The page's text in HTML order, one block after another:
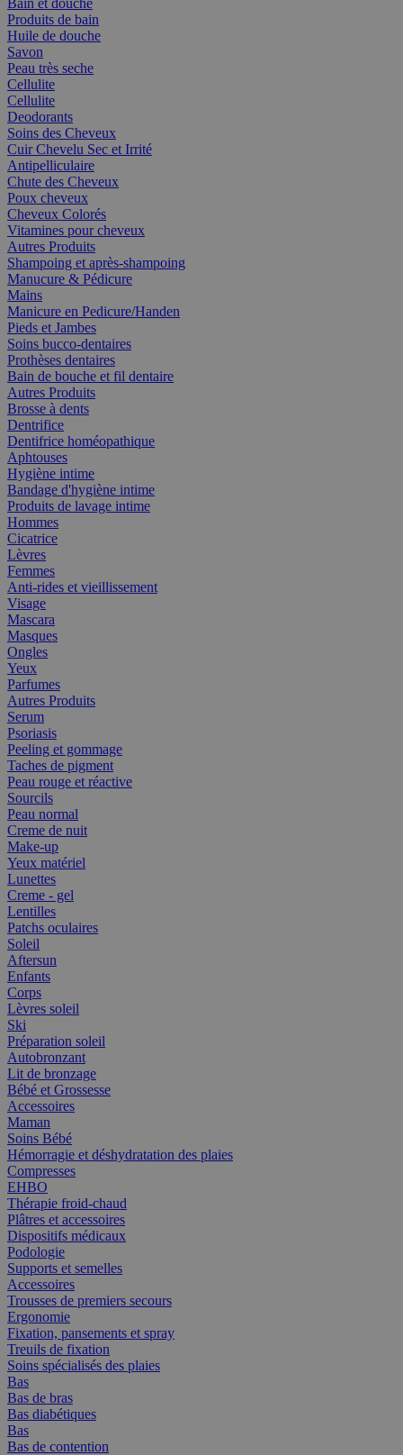
Bain et douche
Produits de bain
Huile de douche
Savon
Peau très seche
Cellulite
Cellulite
Deodorants
Soins des Cheveux
Cuir Chevelu Sec et Irrité
Antipelliculaire
Chute des Cheveux
Poux cheveux
Cheveux Colorés
Vitamines pour cheveux
Autres Produits
Shampoing et après-shampoing
Manucure & Pédicure
Mains
Manicure en Pedicure/Handen
Pieds et Jambes
Soins bucco-dentaires
Prothèses dentaires
Bain de bouche et fil dentaire
Autres Produits
Brosse à dents
Dentrifice
Dentifrice homéopathique
Aphtouses
Hygiène intime
Bandage d'hygiène intime
Produits de lavage intime
Hommes
Cicatrice
Lèvres
Femmes
Anti-rides et vieillissement
Visage
Mascara
Masques
Ongles
Yeux
Parfumes
Autres Produits
Serum
Psoriasis
Peeling et gommage
Taches de pigment
Peau rouge et réactive
Sourcils
Peau normal
Creme de nuit
Make-up
Yeux matériel
Lunettes
Creme - gel
Lentilles
Patchs oculaires
Soleil
Aftersun
Enfants
Corps
Lèvres soleil
Ski
Préparation soleil
Autobronzant
Lit de bronzage
Bébé et Grossesse
Accessoires
Maman
Soins Bébé
Hémorragie et déshydratation des plaies
Compresses
EHBO
Thérapie froid-chaud
Plâtres et accessoires
Dispositifs médicaux
Podologie
Supports et semelles
Accessoires
Trousses de premiers secours
Ergonomie
Fixation, pansements et spray
Treuils de fixation
Soins spécialisés des plaies
Bas
Bas de bras
Bas diabétiques
Bas
Bas de contention